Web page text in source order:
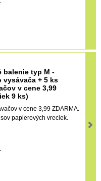
balenie typ M -
vysávača + 5 ks
v cene 3,99
9 ks)
v cene 3,99 ZDARMA.
papierových vreciek.